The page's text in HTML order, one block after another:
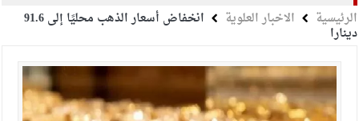
الجيش يفتح باب التجنيد لحملة البكالوريوس في الحقوق والقانون
الإسلامية والمسيحية
الأمن يتلف 16 مليون حبة كبتاجون و1480 كغم مواد مخدرة
الرئيسية الاخبار العلوية انخفاض أسعار الذهب محليًا إلى 91.6
دينارا